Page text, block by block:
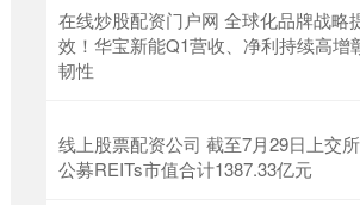
在线炒股配资门户网 全球化品牌战略
效！华宝新能Q1营收、净利持续高增
韧性
线上股票配资公司 截至7月29日上交
公募REITs市值合计1387.33亿元